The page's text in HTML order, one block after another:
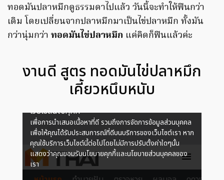
ทอดมันปลาหมึกดูธรรมดาไปแล้ว วันนี้จะทำให้ฟินกว่า
เดิม โดยเปลี่ยนจากปลาหมึกมาเป็นไข่ปลาหมึก ทั้งมัน
กว่านุ่มกว่า ทอดมันไข่ปลาหมึก แค่คิดก็ฟินแล้วค่ะ
งานดี สูตร ทอดมันไข่ปลาหมึก
เคี้ยวหนึบหนับ